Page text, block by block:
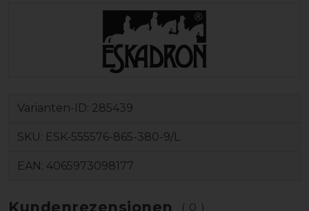
Varianten-ID: 285439
SKU: ESK-555576-865-380-9/L
EAN: 4065973098177
Kundenrezensionen (0)